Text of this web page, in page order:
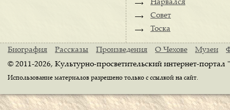
Нарвался
Совет
Тоска
Биография Рассказы Произведения О Чехове Музеи
© 2011-2026, Культурно-просветительский интернет-
Использование материалов разрешено только с ссылкой на сайт.